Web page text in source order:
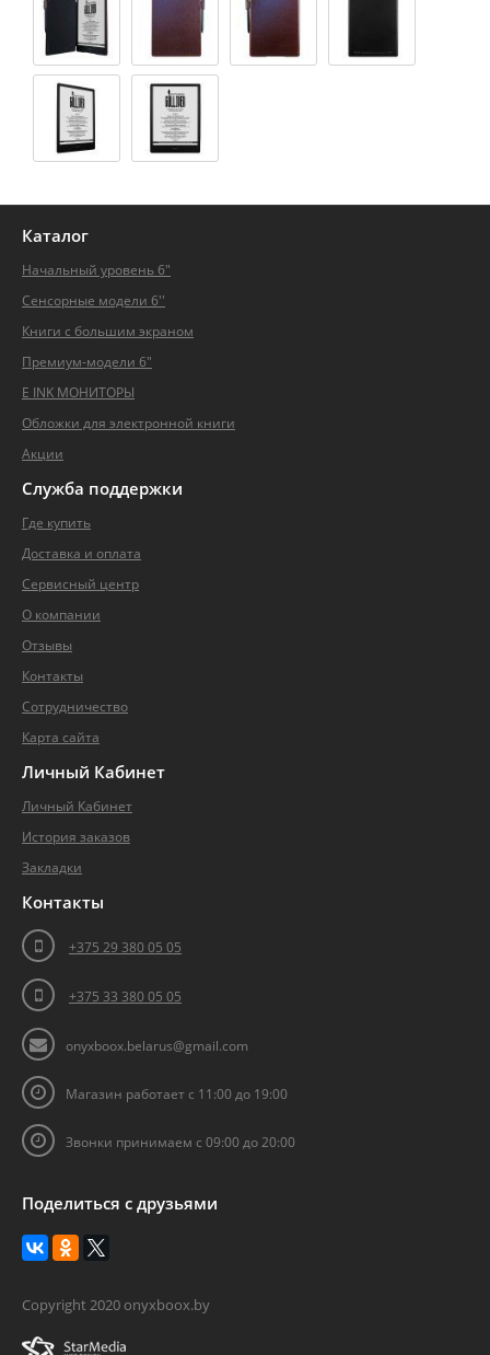
Каталог
Начальный уровень 6"
Сенсорные модели 6''
Книги с большим экраном
Премиум-модели 6"
E INK МОНИТОРЫ
Обложки для электронной книги
Акции
Служба поддержки
Где купить
Доставка и оплата
Сервисный центр
О компании
Отзывы
Контакты
Сотрудничество
Карта сайта
Личный Кабинет
Личный Кабинет
История заказов
Закладки
Контакты
+375 29 380 05 05
+375 33 380 05 05
onyxboox.belarus@gmail.com
Магазин работает с 11:00 до 19:00
Звонки принимаем с 09:00 до 20:00
Поделиться с друзьями
Copyright 2020 onyxboox.by